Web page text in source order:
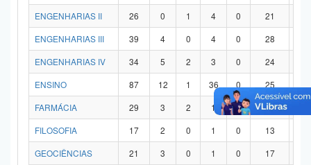
ENGENHARIAS II
26 0 1 4 0 21
ENGENHARIAS III
39 4 0 4 0 28
ENGENHARIAS IV
34 5 2 3 0 24
ENSINO
87 12 1 36 0 25
FARMÁCIA
29 3 2 1 0 21
FILOSOFIA
17 2 0 1 0 13
GEOCIÊNCIAS
21 3 0 1 0 17